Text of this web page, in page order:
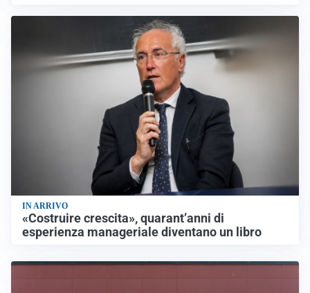
IN ARRIVO
«Costruire crescita», quarant’anni di
esperienza manageriale diventano un libro